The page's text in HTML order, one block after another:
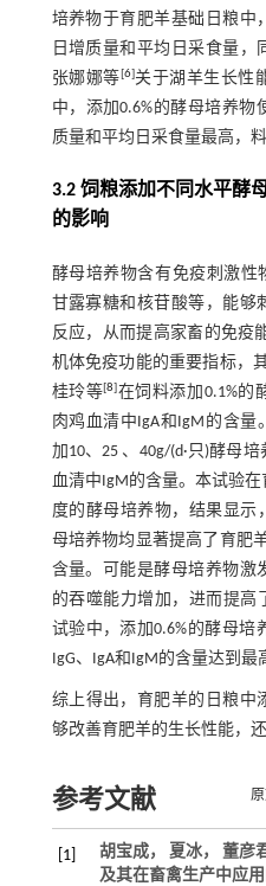
培养物于育肥羊基础日粮中
日增质量和平均日采食量，
张娜娜等[6]关于湖羊生长性
中，添加0.6%的酵母培养
质量和平均日采食量最高，料
3.2 饲粮添加不同水平酵
的影响
酵母培养物含有免疫刺激性
甘露寡糖和核苷酸等，能够
反应，从而提高家畜的免疫
机体免疫功能的重要指标，
桂玲等[8]在饲料添加0.1%的
肉鸡血清中IgA和IgM的含量
加10、25 、40g/(d·只)酵母
血清中IgM的含量。本试验
度的酵母培养物，结果显示
母培养物均显著提高了育肥
含量。可能是酵母培养物激
的吞噬能力增加，进而提高
试验中，添加0.6%的酵母培
IgG、IgA和IgM的含量达到最
综上得出，育肥羊的日粮中
够改善育肥羊的生长性能，
参考文献
[1]
胡宝成， 夏冰， 董彦
及其在畜禽生产中应